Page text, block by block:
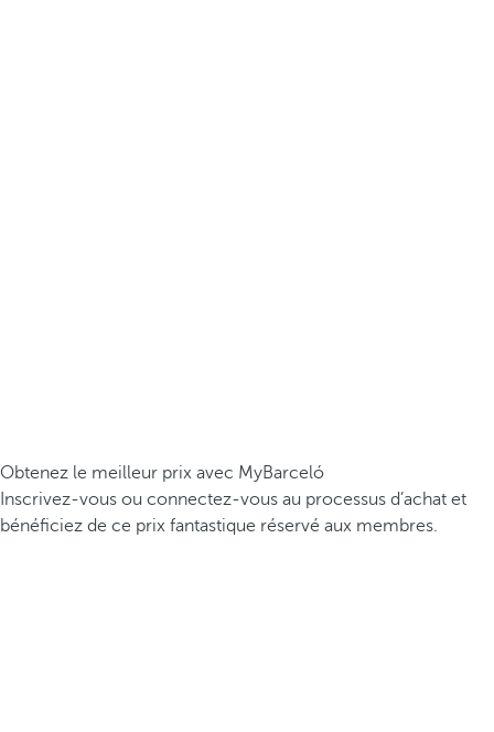
Obtenez le meilleur prix avec MyBarceló
Inscrivez-vous ou connectez-vous au processus d’achat et
bénéficiez de ce prix fantastique réservé aux membres.